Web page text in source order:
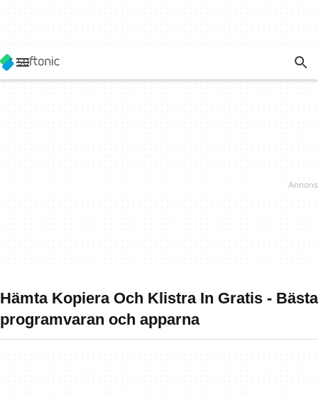
Hämta Kopiera Och Klistra In Gratis - Bästa
programvaran och apparna